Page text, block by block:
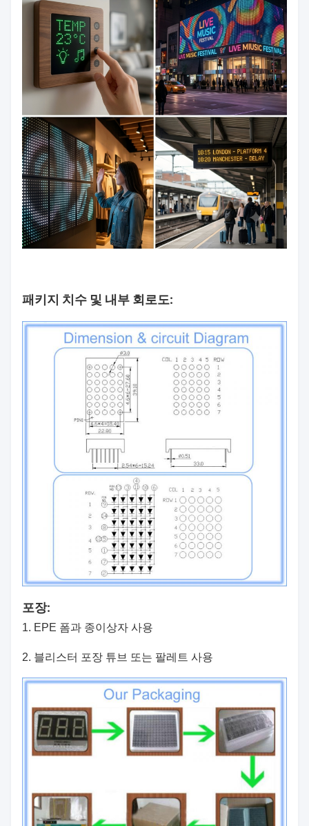
패키지 치수 및 내부 회로도:
포장:
1. EPE 폼과 종이상자 사용
2. 블리스터 포장 튜브 또는 팔레트 사용